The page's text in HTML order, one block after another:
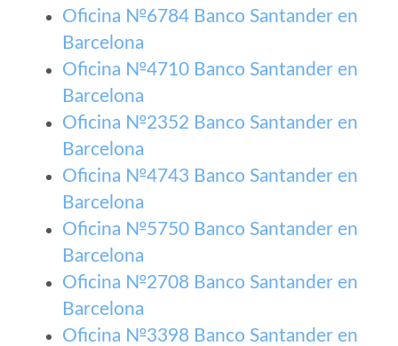
Oficina №6784 Banco Santander en
Barcelona
Oficina №4710 Banco Santander en
Barcelona
Oficina №2352 Banco Santander en
Barcelona
Oficina №4743 Banco Santander en
Barcelona
Oficina №5750 Banco Santander en
Barcelona
Oficina №2708 Banco Santander en
Barcelona
Oficina №3398 Banco Santander en